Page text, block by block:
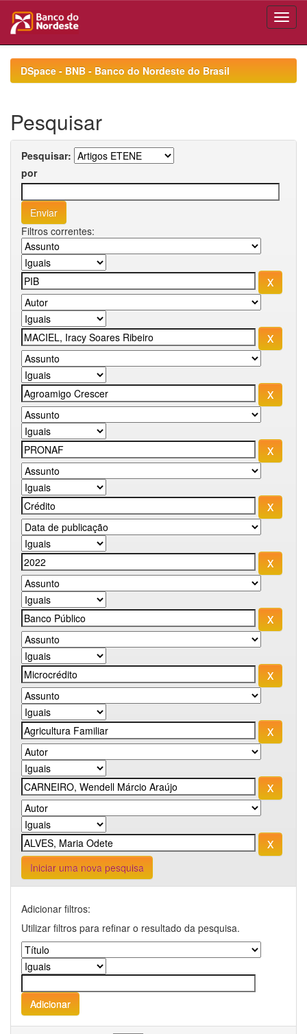
navigationDSpace - BNB - Banco do Nordeste do Brasil
Pesquisar
Pesquisar:
por
Filtros correntes:
Iniciar uma nova pesquisa
Adicionar filtros:
Utilizar filtros para refinar o resultado da pesquisa.